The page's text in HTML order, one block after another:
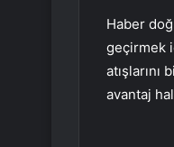
Haber
geçirmek
avantaj